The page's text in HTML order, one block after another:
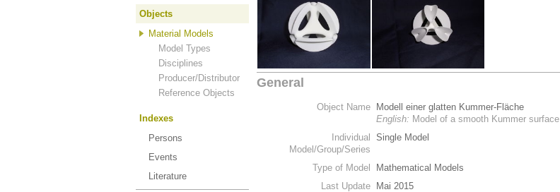
Objects
Material Models
Model Types
Disciplines
Producer/Distributor
Reference Objects
Indexes
Persons
Events
Literature
General
Object Name
Modell einer glatten Kummer-Fläche
English: Model of a smooth Kummer surface
Individual
Model/Group/Series
Single Model
Type of Model
Mathematical Models
Last Update
Mai 2015